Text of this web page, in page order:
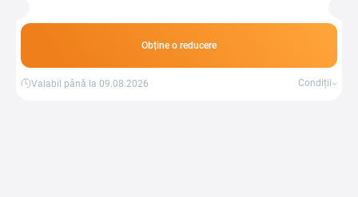
Obține o reducere
Valabil până la 09.08.2026 Condiții